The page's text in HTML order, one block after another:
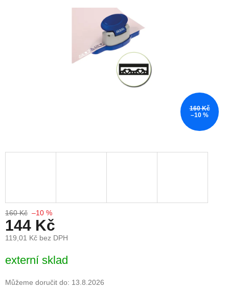
160 Kč
–10 %
160 Kč –10 %
144 Kč
119,01 Kč bez DPH
externí sklad
Můžeme doručit do: 13.8.2026